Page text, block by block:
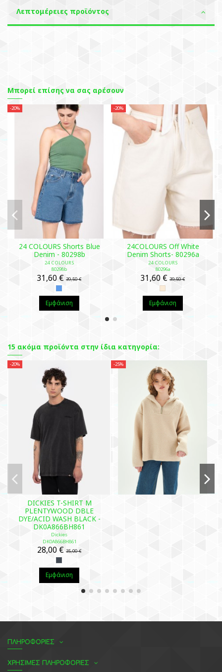
Λεπτομέρειες προϊόντος
Μπορεί επίσης να σας αρέσουν
-20%
24 COLOURS Shorts Blue
Denim - 80298b
24 COLOURS
80298b
31,60 € 39,50 €
Εμφάνιση
-20%
24COLOURS Off White
Denim Shorts- 80296a
24 COLOURS
80296a
31,60 € 39,50 €
Εμφάνιση
15 ακόμα προϊόντα στην ίδια κατηγορία:
-20%
DICKIES T-SHIRT M
PLENTYWOOD DBLE
DYE/ACID WASH BLACK -
DK0A866BH861
Dickies
DK0A866BH861
28,00 € 35,00 €
Εμφάνιση
-25%
ΠΛΗΡΟΦΟΡΙΕΣ
ΧΡΗΣΙΜΕΣ ΠΛΗΡΟΦΟΡΙΕΣ